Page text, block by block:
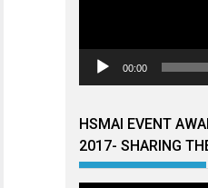
00:00
HSMAI EVENT
2017- SHARING